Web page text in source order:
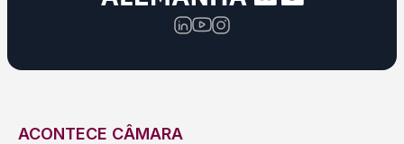
ACONTECE CÂMARA